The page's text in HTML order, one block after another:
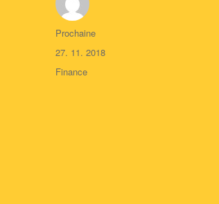
Autor:
Prochaine
Publikováno:
27. 11. 2018
Rubriky:
Finance